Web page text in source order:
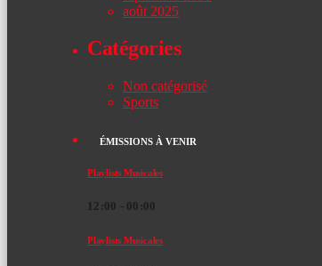
août 2025
Catégories
Non catégorisé
Sports
ÉMISSIONS À VENIR
Playlists Musicales
12:00 - 00:00
Playlists Musicales